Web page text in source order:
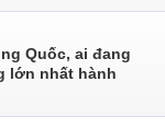
Quốc, ai đang
lớn nhất hành